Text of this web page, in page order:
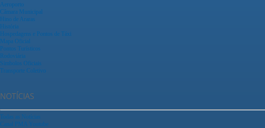
Aeroporto
Câmara Municipal
Hino de Araras
História
Hospedagens e Pontos de Táxi
Mapa Oficial
Pontos Turísticos
Rodoviária
Símbolos Oficiais
Transporte Coletivo
NOTÍCIAS
Todas as Notícias
Canal PMA Youtube